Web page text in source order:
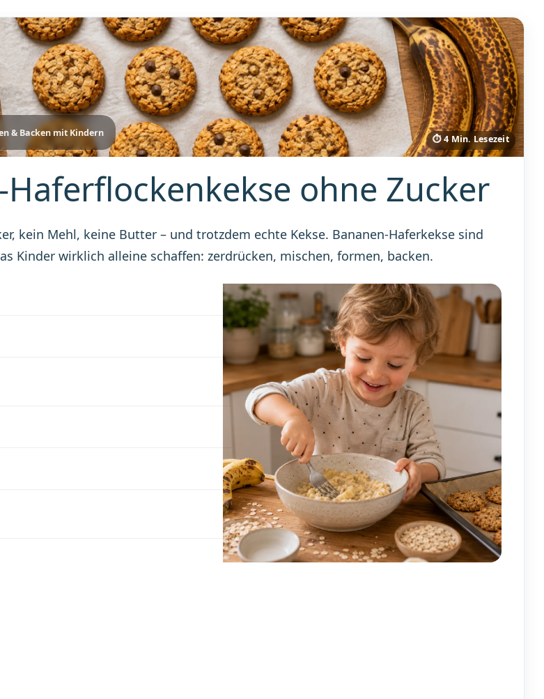
& Backen mit Kindern
⏱ 4 Min. Lesezeit
Haferflockenkekse ohne Zucker
kein Mehl, keine Butter – und trotzdem echte Kekse. Bananen-Haferkekse sind
Kinder wirklich alleine schaffen: zerdrücken, mischen, formen, backen.